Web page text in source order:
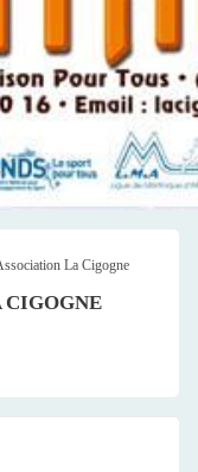
La Cigogne
CIGOGNE